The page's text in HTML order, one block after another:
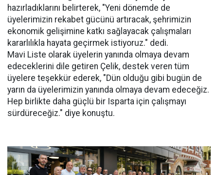
hazırladıklarını belirterek, "Yeni dönemde de
üyelerimizin rekabet gücünü artıracak, şehrimizin
ekonomik gelişimine katkı sağlayacak çalışmaları
kararlılıkla hayata geçirmek istiyoruz." dedi.
Mavi Liste olarak üyelerin yanında olmaya devam
edeceklerini dile getiren Çelik, destek veren tüm
üyelere teşekkür ederek, "Dün olduğu gibi bugün de
yarın da üyelerimizin yanında olmaya devam edeceğiz.
Hep birlikte daha güçlü bir Isparta için çalışmayı
sürdüreceğiz." diye konuştu.